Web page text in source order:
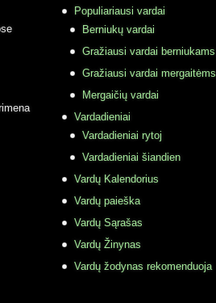
Populiariausi vardai
Berniukų vardai
Gražiausi vardai berniukams
Gražiausi vardai mergaitėms
Mergaičių vardai
Vardadieniai
Vardadieniai rytoj
Vardadieniai šiandien
Vardų Kalendorius
Vardų paieška
Vardų Sąrašas
Vardų Žinynas
Vardų žodynas rekomenduoja